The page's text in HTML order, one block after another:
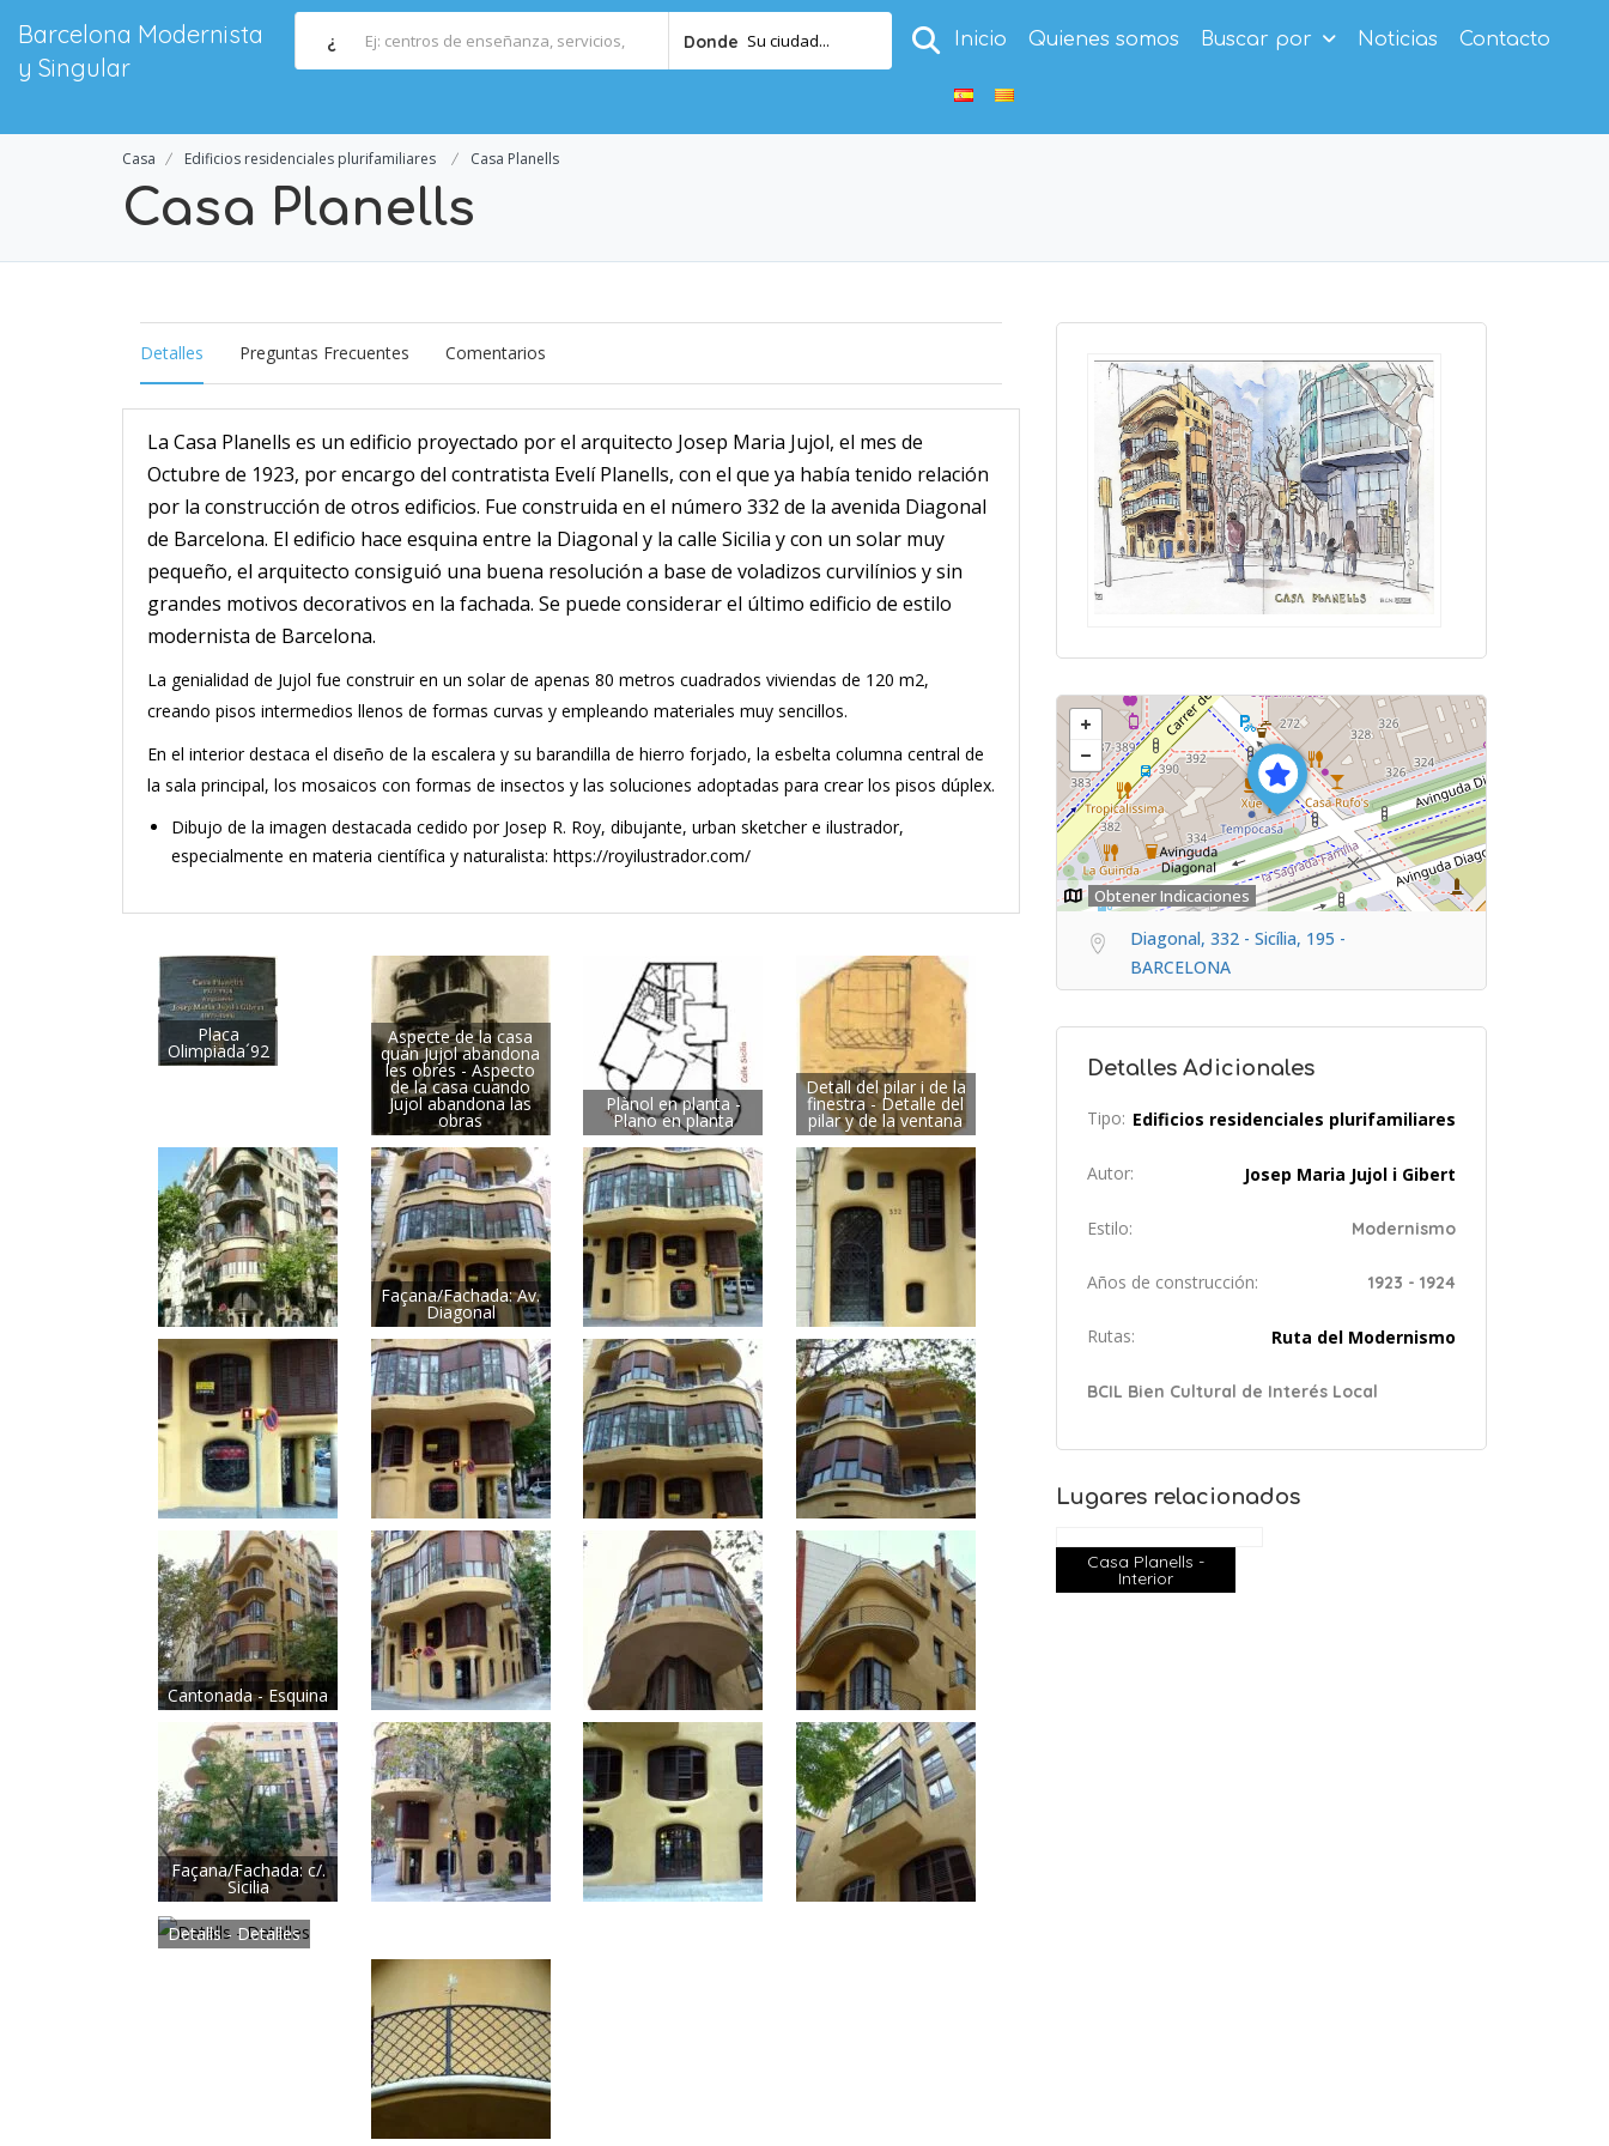
Barcelona Modernista
y Singular
¿ Donde Su ciudad... Inicio Quienes somos Buscar por Noticias Contacto
Casa Edificios residenciales plurifamiliares Casa Planells
Casa Planells
Detalles Preguntas Frecuentes Comentarios
La Casa Planells es un edificio proyectado por el arquitecto Josep Maria Jujol, el mes de
Octubre de 1923, por encargo del contratista Evelí Planells, con el que ya había tenido relación
por la construcción de otros edificios. Fue construida en el número 332 de la avenida Diagonal
de Barcelona. El edificio hace esquina entre la Diagonal y la calle Sicilia y con un solar muy
pequeño, el arquitecto consiguió una buena resolución a base de voladizos curvilínios y sin
grandes motivos decorativos en la fachada. Se puede considerar el último edificio de estilo
modernista de Barcelona.
La genialidad de Jujol fue construir en un solar de apenas 80 metros cuadrados viviendas de 120 m2,
creando pisos intermedios llenos de formas curvas y empleando materiales muy sencillos.
En el interior destaca el diseño de la escalera y su barandilla de hierro forjado, la esbelta columna central de
la sala principal, los mosaicos con formas de insectos y las soluciones adoptadas para crear los pisos dúplex.
Dibujo de la imagen destacada cedido por Josep R. Roy, dibujante, urban sketcher e ilustrador,
especialmente en materia científica y naturalista: https://royilustrador.com/
Placa
Olimpiada´92
Aspecte de la casa
quan Jujol abandona
les obres - Aspecto
de la casa cuando
Jujol abandona las
obras
Plànol en planta -
Plano en planta
Detall del pilar i de la
finestra - Detalle del
pilar y de la ventana
Façana/Fachada: Av.
Diagonal
Cantonada - Esquina
Façana/Fachada: c/.
Sicilia
Detalls - Detalles
Obtener Indicaciones
Diagonal, 332 - Sicília, 195 -
BARCELONA
Detalles Adicionales
Tipo: Edificios residenciales plurifamiliares
Autor: Josep Maria Jujol i Gibert
Estilo: Modernismo
Años de construcción: 1923 - 1924
Rutas: Ruta del Modernismo
BCIL Bien Cultural de Interés Local
Lugares relacionados
Casa Planells -
Interior